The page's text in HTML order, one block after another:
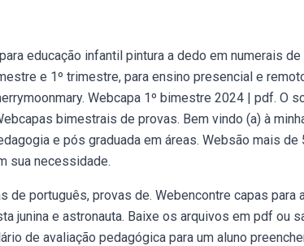
educação infantil pintura a dedo em numerais
e 1º trimestre, para ensino presencial e
Webcapa 1º bimestre 2024 | pdf. O
bimestrais de provas. Bem vindo (a) à
e pós graduada em áreas. Websão mais
sua necessidade.
de português, provas de. Webencontre capas
junina e astronauta. Baixe os arquivos em pdf ou
de avaliação pedagógica para um aluno